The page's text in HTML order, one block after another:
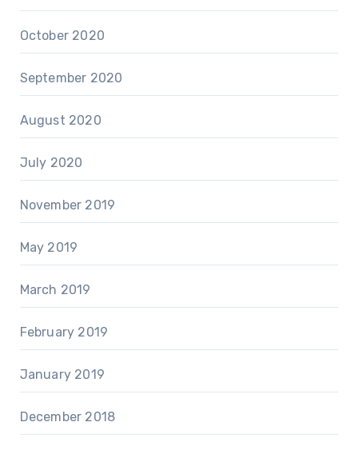
October 2020
September 2020
August 2020
July 2020
November 2019
May 2019
March 2019
February 2019
January 2019
December 2018